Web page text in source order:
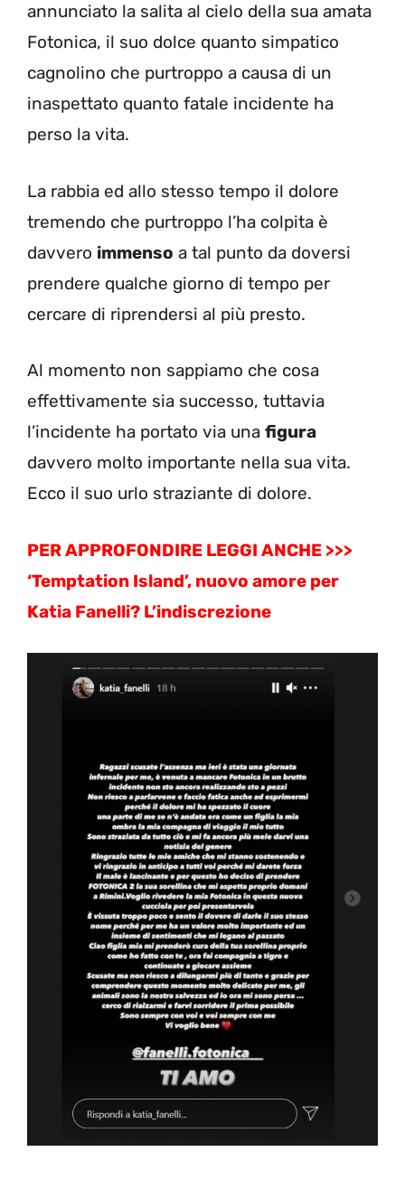
annunciato la salita al cielo della sua amata
Fotonica, il suo dolce quanto simpatico
cagnolino che purtroppo a causa di un
inaspettato quanto fatale incidente ha
perso la vita.
La rabbia ed allo stesso tempo il dolore
tremendo che purtroppo l’ha colpita è
davvero immenso a tal punto da doversi
prendere qualche giorno di tempo per
cercare di riprendersi al più presto.
Al momento non sappiamo che cosa
effettivamente sia successo, tuttavia
l’incidente ha portato via una figura
davvero molto importante nella sua vita.
Ecco il suo urlo straziante di dolore.
PER APPROFONDIRE LEGGI ANCHE >>>
‘Temptation Island’, nuovo amore per
Katia Fanelli? L’indiscrezione